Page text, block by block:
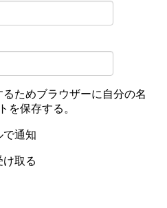
ためブラウザーに自分の名
を保存する。
で通知
け取る